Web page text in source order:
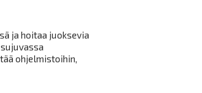
ja hoitaa juoksevia
ohjelmistoihin,